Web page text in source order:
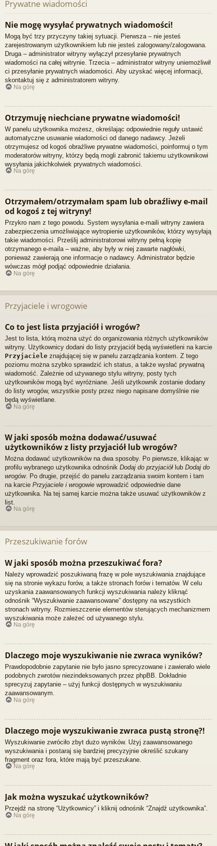
Prywatne wiadomości
Nie mogę wysyłać prywatnych wiadomości!
Mogą być trzy przyczyny takiej sytuacji. Pierwsza – nie jesteś
zarejestrowanym użytkownikiem lub nie jesteś zalogowany/zalogowana.
Druga – administrator witryny wyłączył przesyłanie prywatnych
wiadomości na całej witrynie. Trzecia – administrator witryny uniemożliwił
ci przesyłanie prywatnych wiadomości. Aby uzyskać więcej informacji,
skontaktuj się z administratorem witryny.
Na górę
Otrzymuję niechciane prywatne wiadomości!
W panelu użytkownika możesz, określając odpowiednie reguły ustawić
automatyczne usuwanie wiadomości od danego nadawcy. Jeżeli
otrzymujesz od kogoś obraźliwe prywatne wiadomości, poinformuj o tym
moderatorów witryny, którzy będą mogli zabronić takiemu użytkownikowi
wysyłania jakichkolwiek prywatnych wiadomości.
Na górę
Otrzymałem/otrzymałam spam lub obraźliwy e-mail
od kogoś z tej witryny!
Przykro nam z tego powodu. System wysyłania e-maili witryny zawiera
zabezpieczenia umożliwiające wytropienie użytkowników, którzy wysyłają
takie wiadomości. Prześlij administratorowi witryny pełną kopię
otrzymanego e-maila – ważne, aby były w niej zawarte nagłówki,
ponieważ zawierają one informacje o nadawcy. Administrator będzie
wówczas mógł podjąć odpowiednie działania.
Na górę
Przyjaciele i wrogowie
Co to jest lista przyjaciół i wrogów?
Jest to lista, którą można użyć do organizowania różnych użytkowników
witryny. Użytkownicy dodani do listy przyjaciół będą wyświetleni na karcie
Przyjaciele znajdującej się w panelu zarządzania kontem. Z tego
poziomu można szybko sprawdzić ich status, a także wysłać prywatną
wiadomość. Zależnie od używanego stylu witryny, posty tych
użytkowników mogą być wyróżniane. Jeśli użytkownik zostanie dodany
do listy wrogów, wszystkie posty przez niego napisane domyślnie nie
będą wyświetlane.
Na górę
W jaki sposób można dodawać/usuwać
użytkowników z listy przyjaciół lub wrogów?
Można dodawać użytkowników na dwa sposoby. Po pierwsze, klikając w
profilu wybranego użytkownika odnośnik Dodaj do przyjaciół lub Dodaj do
wrogów. Po drugie, przejść do panelu zarządzania swoim kontem i tam
na karcie Przyjaciele i wrogowie wprowadzić odpowiednie dane
użytkownika. Na tej samej karcie można także usuwać użytkowników z
list.
Na górę
Przeszukiwanie forów
W jaki sposób można przeszukiwać fora?
Należy wprowadzić poszukiwaną frazę w pole wyszukiwania znajdujące
się na stronie wykazu forów, a także stronach forów i tematów. W celu
uzyskania zaawansowanych funkcji wyszukiwania należy kliknąć
odnośnik “Wyszukiwanie zaawansowane” dostępny na wszystkich
stronach witryny. Rozmieszczenie elementów sterujących mechanizmem
wyszukiwania może zależeć od używanego stylu.
Na górę
Dlaczego moje wyszukiwanie nie zwraca wyników?
Prawdopodobnie zapytanie nie było jasno sprecyzowane i zawierało wiele
podobnych zwrotów niezindeksowanych przez phpBB. Dokładnie
sprecyzuj zapytanie – użyj funkcji dostępnych w wyszukiwaniu
zaawansowanym.
Na górę
Dlaczego moje wyszukiwanie zwraca pustą stronę?!
Wyszukiwanie zwróciło zbyt dużo wyników. Użyj zaawansowanego
wyszukiwania i postaraj się bardziej precyzyjnie określić szukany
fragment oraz fora, które mają być przeszukane.
Na górę
Jak można wyszukać użytkowników?
Przejdź na stronę “Użytkownicy” i kliknij odnośnik “Znajdź użytkownika”.
Na górę